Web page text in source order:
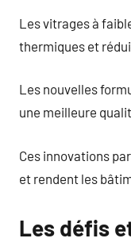
Les vitrages à
thermiques et
Les nouvelles
une meilleure
Ces innovations
et rendent les
Les défis